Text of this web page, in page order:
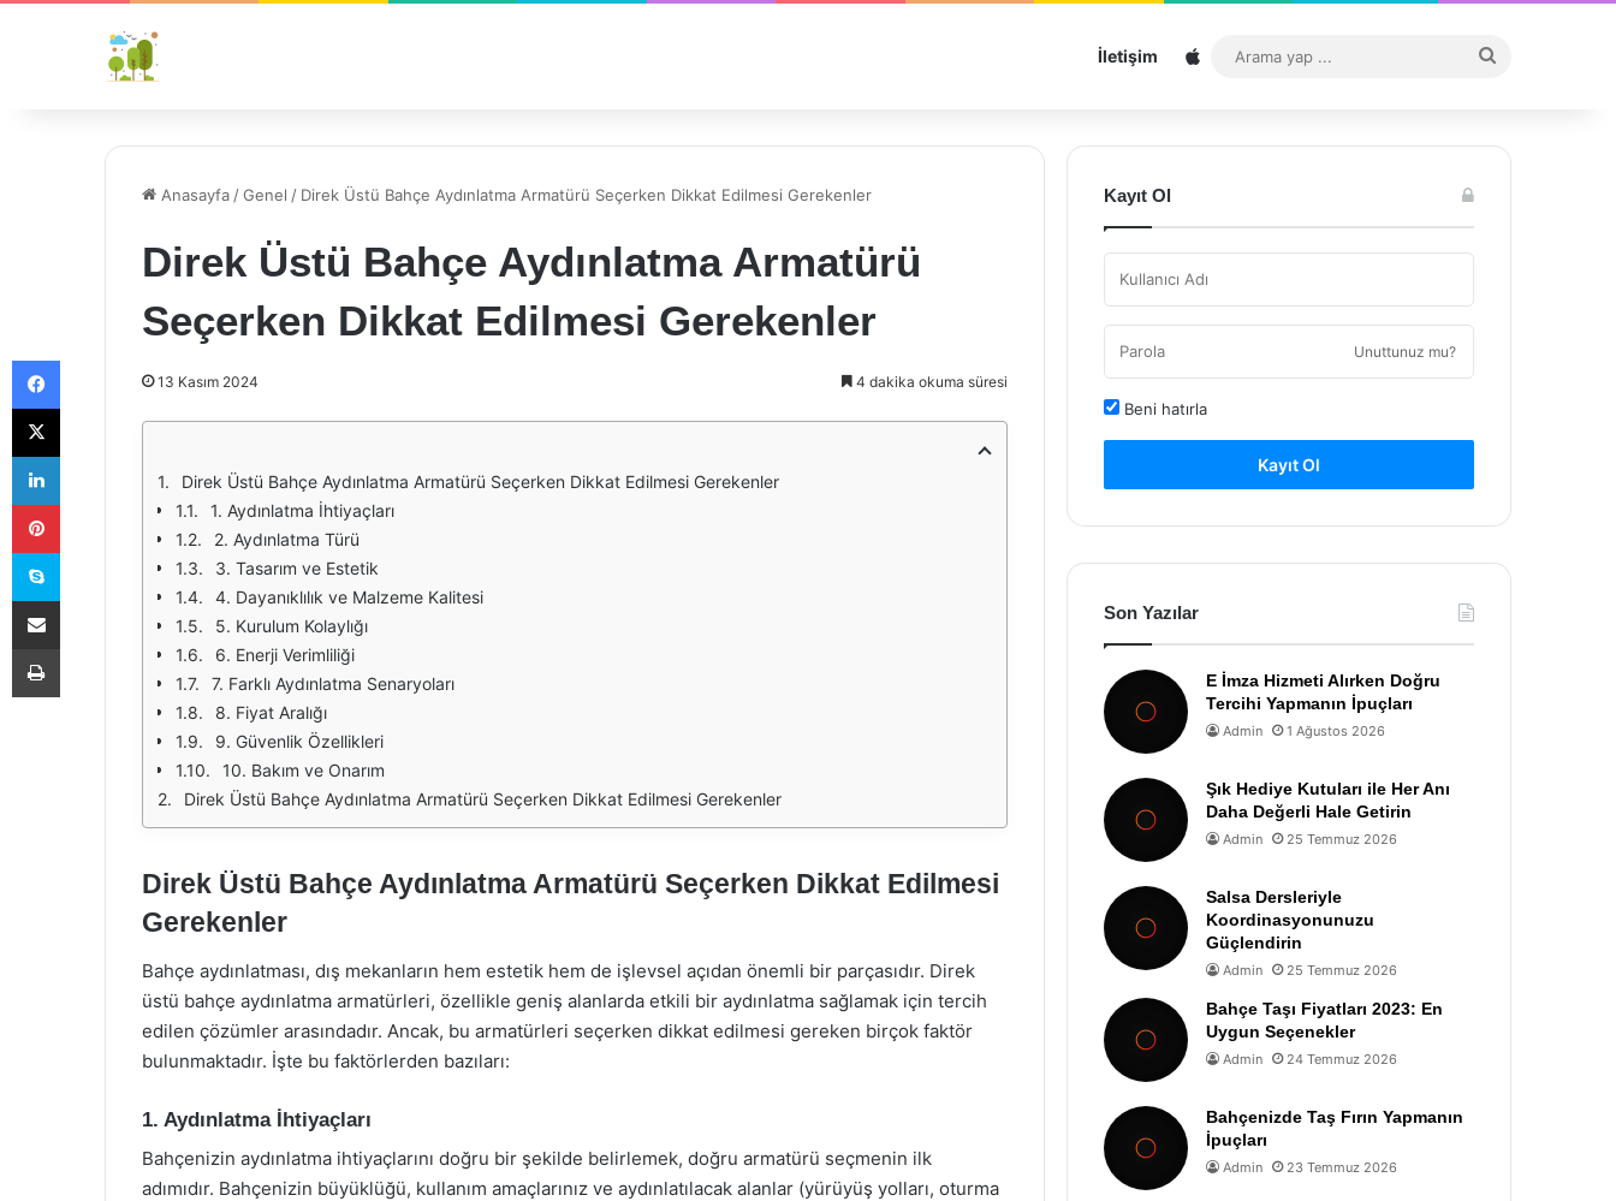
İletişim Sitemap
...
Anasayfa /Genel / Direk Üstü Bahçe Aydınlatma Armatürü Seçerken Dikkat Edilmesi Gerekenler
Direk Üstü Bahçe Aydınlatma Armatürü
Seçerken Dikkat Edilmesi Gerekenler
13 Kasım 2024 4 dakika okuma süresi
Direk Üstü Bahçe Aydınlatma Armatürü Seçerken Dikkat Edilmesi Gerekenler
1. Aydınlatma İhtiyaçları
2. Aydınlatma Türü
3. Tasarım ve Estetik
4. Dayanıklılık ve Malzeme Kalitesi
5. Kurulum Kolaylığı
6. Enerji Verimliliği
7. Farklı Aydınlatma Senaryoları
8. Fiyat Aralığı
9. Güvenlik Özellikleri
10. Bakım ve Onarım
Direk Üstü Bahçe Aydınlatma Armatürü Seçerken Dikkat Edilmesi Gerekenler
Direk Üstü Bahçe Aydınlatma Armatürü Seçerken Dikkat Edilmesi
Gerekenler
Bahçe aydınlatması, dış mekanların hem estetik hem de işlevsel açıdan önemli bir parçasıdır. Direk
üstü bahçe aydınlatma armatürleri, özellikle geniş alanlarda etkili bir aydınlatma sağlamak için tercih
edilen çözümler arasındadır. Ancak, bu armatürleri seçerken dikkat edilmesi gereken birçok faktör
bulunmaktadır. İşte bu faktörlerden bazıları:
1. Aydınlatma İhtiyaçları
Bahçenizin aydınlatma ihtiyaçlarını doğru bir şekilde belirlemek, doğru armatürü seçmenin ilk
adımıdır. Bahçenizin büyüklüğü, kullanım amaçlarınız ve aydınlatılacak alanlar (yürüyüş yolları, oturma
Kayıt Ol
Unuttunuz mu?
Beni hatırla
Kayıt Ol
Son Yazılar
E İmza Hizmeti Alırken Doğru
Tercihi Yapmanın İpuçları
Admin 1 Ağustos 2026
Şık Hediye Kutuları ile Her Anı
Daha Değerli Hale Getirin
Admin 25 Temmuz 2026
Salsa Dersleriyle
Koordinasyonunuzu
Güçlendirin
Admin 25 Temmuz 2026
Bahçe Taşı Fiyatları 2023: En
Uygun Seçenekler
Admin 24 Temmuz 2026
Bahçenizde Taş Fırın Yapmanın
İpuçları
Admin 23 Temmuz 2026
Facebook
X
LinkedIn
Pinterest
Skype
E-Posta ile paylaş